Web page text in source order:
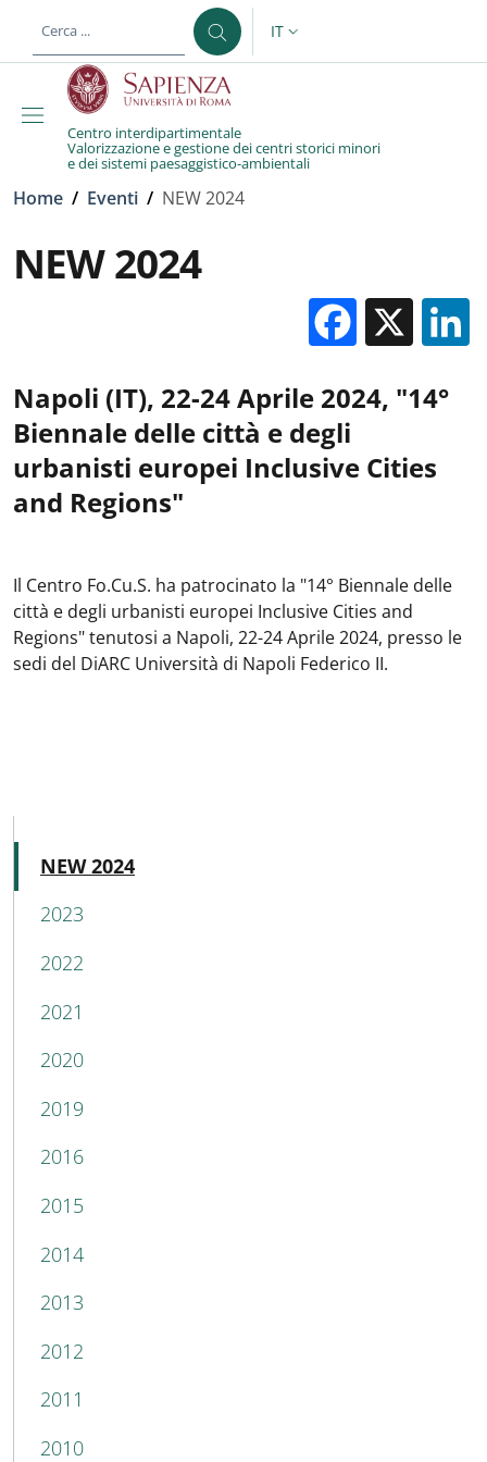
al contenuto principale
SELETTORE LINGUA:
IT
Centro interdipartimentale
Valorizzazione e gestione dei centri storici minori
e dei sistemi paesaggistico-ambientali
Briciole di pane
Home / Eventi / NEW 2024
NEW 2024
X
Napoli (IT), 22-24 Aprile 2024, "14°
Biennale delle città e degli
urbanisti europei Inclusive Cities
and Regions"
Il Centro Fo.Cu.S. ha patrocinato la "14° Biennale delle
città e degli urbanisti europei Inclusive Cities and
Regions" tenutosi a Napoli, 22-24 Aprile 2024, presso le
sedi del DiARC Università di Napoli Federico II.
MAIN NAVIGATION
NEW 2024
2023
2022
2021
2020
2019
2016
2015
2014
2013
2012
2011
2010